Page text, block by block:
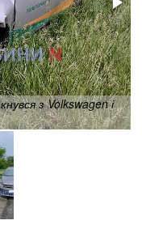
з Volkswagen і